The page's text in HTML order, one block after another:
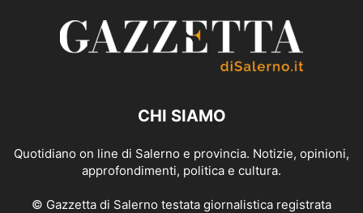
CHI SIAMO
Quotidiano on line di Salerno e provincia. Notizie, opinioni,
approfondimenti, politica e cultura.
© Gazzetta di Salerno testata giornalistica registrata